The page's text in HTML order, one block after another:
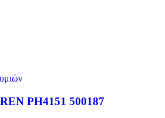
PH4151 500187